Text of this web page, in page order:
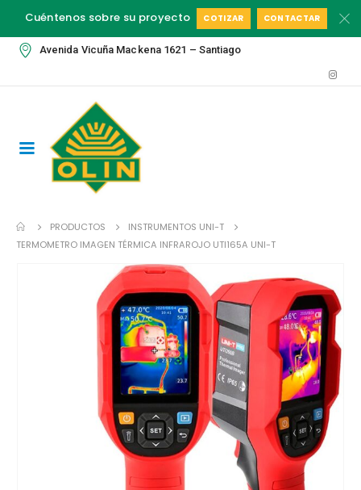
Cuéntenos sobre su proyecto COTIZAR CONTACTAR
Avenida Vicuña Mackena 1621 – Santiago
PRODUCTOS
INSTRUMENTOS UNI-T
TERMOMETRO IMAGEN TÉRMICA INFRAROJO UTI165A UNI-T